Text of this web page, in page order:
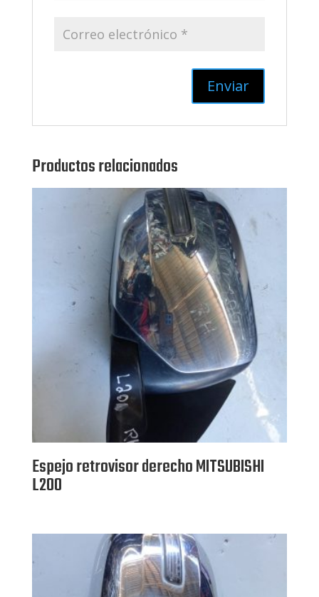
Productos relacionados
Espejo retrovisor derecho MITSUBISHI
L200